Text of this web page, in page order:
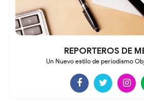
REPORTEROS DE
Un Nuevo estilo de periodismo